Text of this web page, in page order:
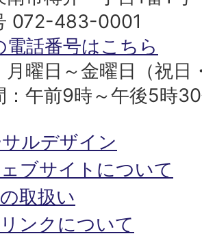
072-483-0001
電話番号はこちら
月曜日～金曜日（祝日
：午前9時～午後5時
ルデザイン
ブサイトについて
取扱い
ンクについて